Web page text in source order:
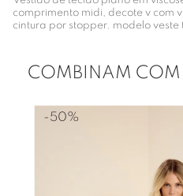
comprimento midi, decote v com
cintura por stopper. modelo veste
COMBINAM COM
-50%